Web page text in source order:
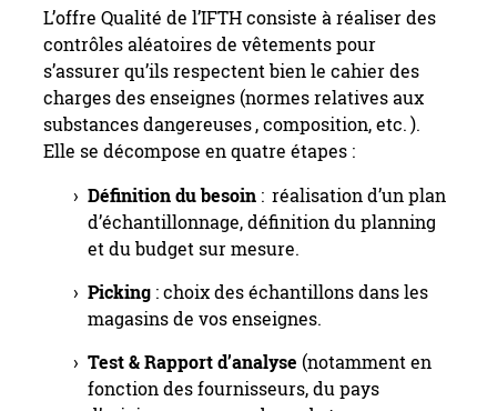
L’offre Qualité de l’IFTH consiste à réaliser des
contrôles aléatoires de vêtements pour
s’assurer qu’ils respectent bien le cahier des
charges des enseignes (normes relatives aux
substances dangereuses, composition, etc.).
Elle se décompose en quatre étapes :
Définition du besoin : réalisation d’un plan
d’échantillonnage, définition du planning
et du budget sur mesure.
Picking : choix des échantillons dans les
magasins de vos enseignes.
Test & Rapport d’analyse (notamment en
fonction des fournisseurs, du pays